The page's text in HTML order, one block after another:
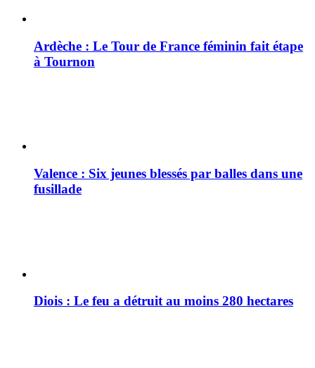
Ardèche : Le Tour de France féminin fait étape
à Tournon
Valence : Six jeunes blessés par balles dans une
fusillade
Diois : Le feu a détruit au moins 280 hectares